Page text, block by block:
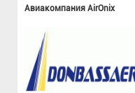
Авиакомпания AirOnix